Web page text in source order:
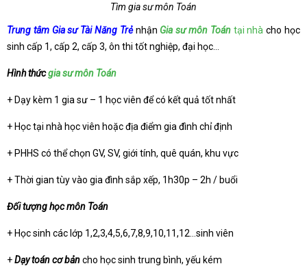
Tìm gia sư môn Toán
Trung tâm Gia sư Tài Năng Trẻnhận Gia sư môn Toántại nhà cho học
sinh cấp 1, cấp 2, cấp 3, ôn thi tốt nghiệp, đại học…
Hình thứcgia sư môn Toán
+ Dạy kèm 1 gia sư – 1 học viên để có kết quả tốt nhất
+ Học tại nhà học viên hoặc địa điểm gia đình chỉ định
+ PHHS có thể chọn GV, SV, giới tính, quê quán, khu vực
+ Thời gian tùy vào gia đình sắp xếp, 1h30p – 2h / buổi
Đối tượng học môn Toán
+ Học sinh các lớp 1,2,3,4,5,6,7,8,9,10,11,12…sinh viên
+Dạy toán cơ bảncho học sinh trung bình, yếu kém